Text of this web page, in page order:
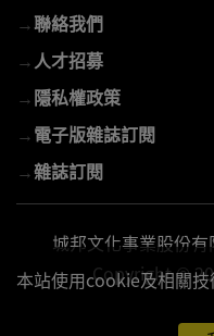
→聯絡我們
→ 人才招募
→隱私權政策
→電子版雜誌訂閱
→雜誌訂閱
城邦文化事業股份
Copyright ©
本站使用cookie及相關